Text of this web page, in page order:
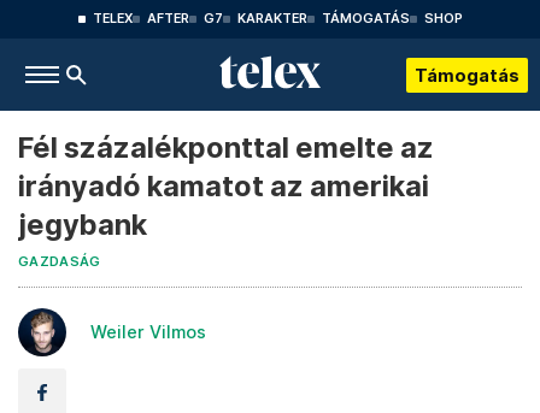
TELEX AFTER G7 KARAKTER TÁMOGATÁS SHOP
Támogatás
Fél százalékponttal emelte az
irányadó kamatot az amerikai
jegybank
GAZDASÁG
Weiler Vilmos